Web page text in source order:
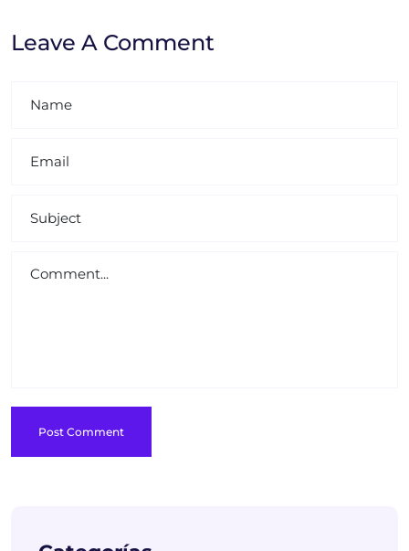
Leave A Comment